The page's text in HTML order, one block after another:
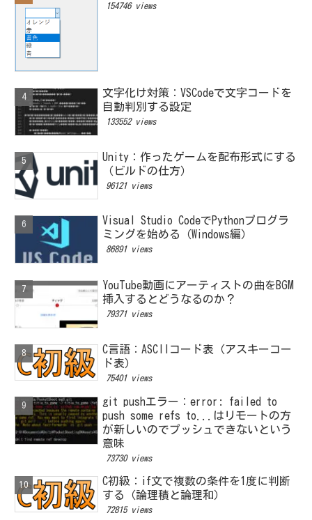
154746 views
文字化け対策：VSCodeで文字コードを
自動判別する設定
133552 views
Unity：作ったゲームを配布形式にする
（ビルドの仕方）
96121 views
Visual Studio CodeでPythonプログラ
ミングを始める（Windows編）
86891 views
YouTube動画にアーティストの曲をBGM
挿入するとどうなるのか？
79371 views
C言語：ASCIIコード表（アスキーコー
ド表）
75401 views
git pushエラー：error: failed to
push some refs to...はリモートの方
が新しいのでプッシュできないという
意味
73730 views
C初級：if文で複数の条件を1度に判断
する（論理積と論理和）
72815 views